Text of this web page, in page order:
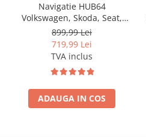
Navigatie HUB64
Volkswagen, Skoda, Seat,
2GB RAM, Android, GPS, Wi-
FI, Carplay, Android Auto,
USB, Bluetooth, Radio,
Waze, Touchscreen, 7 inch
899,99 Lei
719,99 Lei
TVA inclus
ADAUGA IN COS